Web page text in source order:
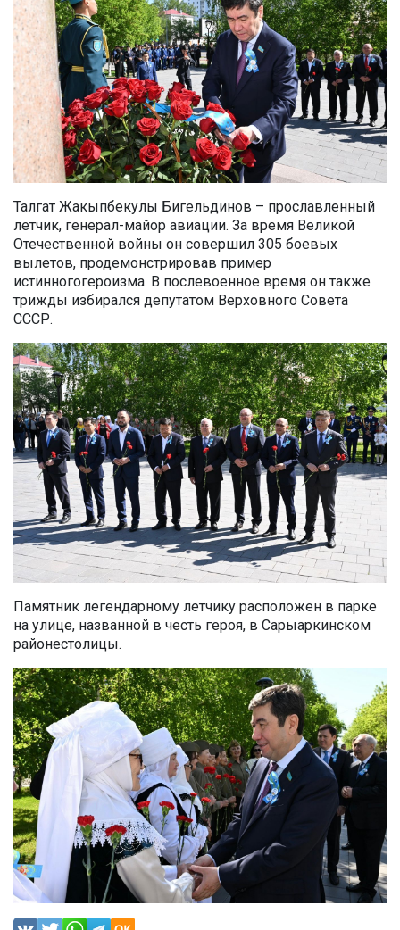
Талгат Жакыпбекулы Бигельдинов – прославленный
летчик, генерал-майор авиации. За время Великой
Отечественной войны он совершил 305 боевых
вылетов, продемонстрировав пример
истинногогероизма. В послевоенное время он также
трижды избирался депутатом Верховного Совета
СССР.
Памятник легендарному летчику расположен в парке
на улице, названной в честь героя, в Сарыаркинском
районестолицы.